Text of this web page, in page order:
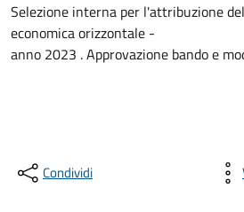
Selezione interna per l'attribuzione
economica orizzontale -
anno 2023 . Approvazione bando e
Condividi